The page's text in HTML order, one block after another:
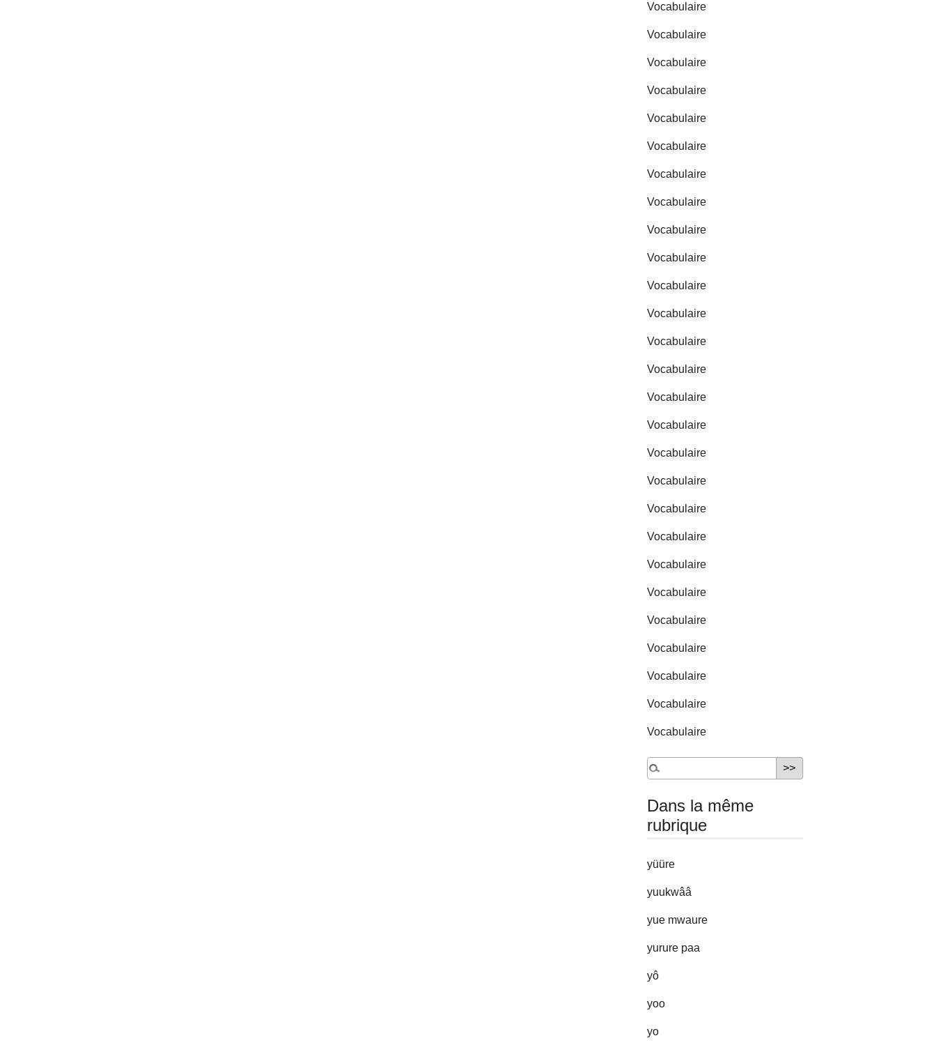
Vocabulaire
Vocabulaire
Vocabulaire
Vocabulaire
Vocabulaire
Vocabulaire
Vocabulaire
Vocabulaire
Vocabulaire
Vocabulaire
Vocabulaire
Vocabulaire
Vocabulaire
Vocabulaire
Vocabulaire
Vocabulaire
Vocabulaire
Vocabulaire
Vocabulaire
Vocabulaire
Vocabulaire
Vocabulaire
Vocabulaire
Vocabulaire
Vocabulaire
Vocabulaire
Vocabulaire
Dans la même
rubrique
yüüre
yuukwââ
yue mwaure
yurure paa
yô
yoo
yo